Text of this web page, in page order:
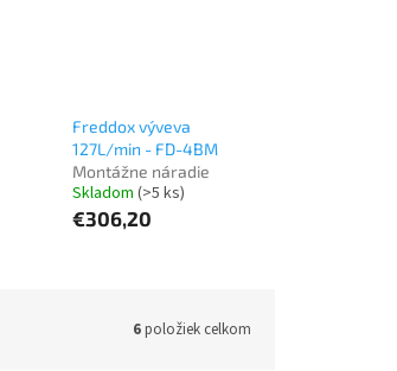
Freddox výveva
127L/min - FD-4BM
Montážne náradie
Skladom (>5 ks)
€306,20
6položiek celkom